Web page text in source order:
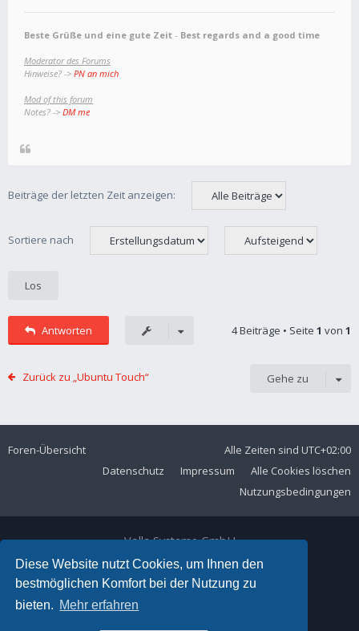
Diese Website nutzt Cookies, um Ihnen den
bestmöglichen Komfort bei der Nutzung zu
bieten. Mehr erfahren
Beste Grüße und eine gute Zeit - Best regards and a good time
Moderator des Forums
Hinweise? -> PN an mich
Mod of this forum
Notes? -> DM me
Beiträge der letzten Zeit anzeigen:
Sortiere nach
Antworten 4 Beiträge • Seite 1 von 1
Zurück zu „Ubuntu Touch“ Gehe zu
Foren-Übersicht Alle Zeiten sind UTC+02:00
Alle Cookies löschen
Impressum
Datenschutz
Nutzungsbedingungen
Volla Systeme GmbH
Kölner Straße 102
42897 Remscheid
Telefon:+49 2191 59897 61
E-Mail: